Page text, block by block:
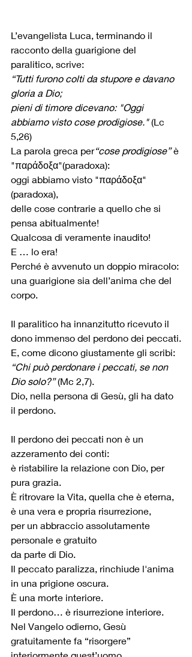
L’evangelista Luca, terminando il
racconto della guarigione del
paralitico, scrive:
“Tutti furono colti da stupore e davano
gloria a Dio;
pieni di timore dicevano: "Oggi
abbiamo visto cose prodigiose." (Lc
5,26)
La parola greca per“cose prodigiose” è
"παράδοξα"(paradoxa):
oggi abbiamo visto "παράδοξα"
(paradoxa),
delle cose contrarie a quello che si
pensa abitualmente!
Qualcosa di veramente inaudito!
E … lo era!
Perché è avvenuto un doppio miracolo:
una guarigione sia dell’anima che del
corpo.
Il paralitico ha innanzitutto ricevuto il
dono immenso del perdono dei peccati.
E, come dicono giustamente gli scribi:
“Chi può perdonare i peccati, se non
Dio solo?” (Mc 2,7).
Dio, nella persona di Gesù, gli ha dato
il perdono.
Il perdono dei peccati non è un
azzeramento dei conti:
è ristabilire la relazione con Dio, per
pura grazia.
È ritrovare la Vita, quella che è eterna,
è una vera e propria risurrezione,
per un abbraccio assolutamente
personale e gratuito
da parte di Dio.
Il peccato paralizza, rinchiude l'anima
in una prigione oscura.
È una morte interiore.
Il perdono… è risurrezione interiore.
Nel Vangelo odierno, Gesù
gratuitamente fa “risorgere”